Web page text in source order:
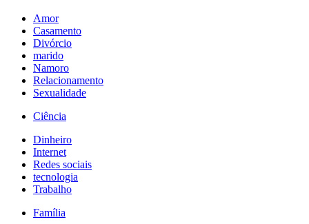
Amor
Casamento
Divórcio
marido
Namoro
Relacionamento
Sexualidade
Ciência
Dinheiro
Internet
Redes sociais
tecnologia
Trabalho
Família